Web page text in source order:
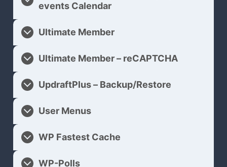
events Calendar
Ultimate Member
Ultimate Member – reCAPTCHA
UpdraftPlus – Backup/Restore
User Menus
WP Fastest Cache
WP-Polls